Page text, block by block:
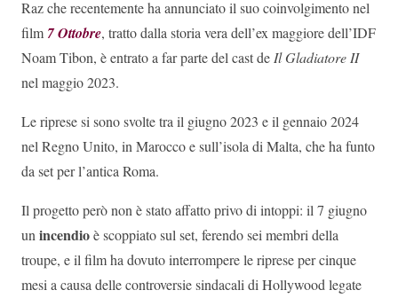
Raz che recentemente ha annunciato il suo coinvolgimento nel
film 7 Ottobre, tratto dalla storia vera dell’ex maggiore dell’IDF
Noam Tibon, è entrato a far parte del cast deIl Gladiatore II
nel maggio 2023.
Le riprese si sono svolte tra il giugno 2023 e il gennaio 2024
nel Regno Unito, in Marocco e sull’isola di Malta, che ha funto
da set per l’antica Roma.
Il progetto però non è stato affatto privo di intoppi: il 7 giugno
unincendioè scoppiato sul set, ferendo sei membri della
troupe, e il film ha dovuto interrompere le riprese per cinque
mesi a causa delle controversie sindacali di Hollywood legate